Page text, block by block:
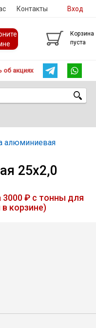
Контакты Вход
Корзина
пуста
об акциях
алюминиевая
25х2,0
3000 ₽ с тонны для
корзине)